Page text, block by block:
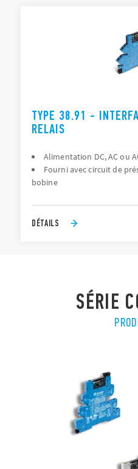
TYPE 38.91 -
RELAIS
Alimentation DC, AC ou
Fourni avec circuit de
bobine
DÉTAILS
SÉRIE